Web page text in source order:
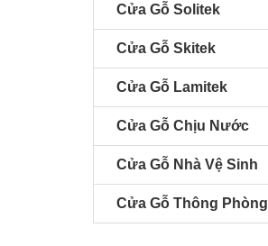
Cửa Gỗ Solitek
Cửa Gỗ Skitek
Cửa Gỗ Lamitek
Cửa Gỗ Chịu Nước
Cửa Gỗ Nhà Vệ Sinh
Cửa Gỗ Thông Phòng